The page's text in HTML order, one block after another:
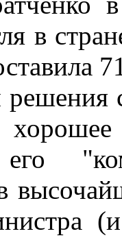
в